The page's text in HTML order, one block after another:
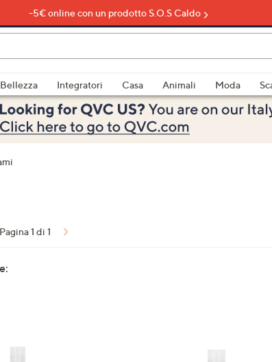
-5€ online con un prodotto S.O.S Caldo
Bellezza Integratori Casa Animali Moda
Pagina 1 di 1